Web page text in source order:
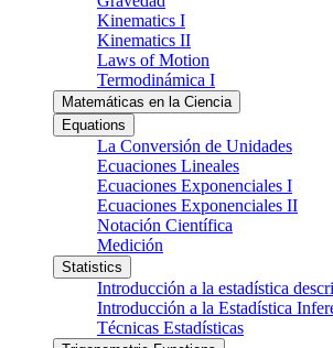
Kinematics I
Kinematics II
Laws of Motion
Termodinámica I
Matemáticas en la Ciencia
Equations
La Conversión de Unidades
Ecuaciones Lineales
Ecuaciones Exponenciales I
Ecuaciones Exponenciales II
Notación Científica
Medición
Statistics
Introducción a la estadística
Introducción a la Estadística
Técnicas Estadísticas